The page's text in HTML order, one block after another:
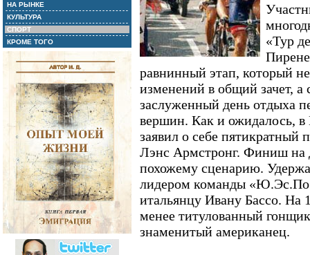
НА РЫНКЕ
КУЛЬТУРА
СПОРТ
КРОМЕ ТОГО
«Тур
равнинный этап, который
изменений в общий зачет, а
заслуженный день отдыха
вершин. Как и ожидалось, в
заявил о себе пятикратный
Лэнс Армстронг. Финиш на
похожему сценарию.
лидером команды
итальянцу Ивану Бассо. На
менее титулованный
знаменитый американец.